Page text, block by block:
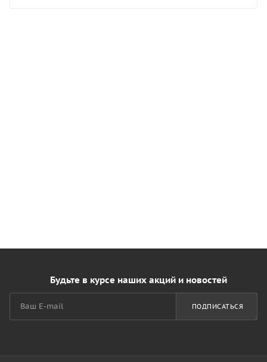
Будьте в курсе наших акций и новостей
ПОДПИСАТЬСЯ